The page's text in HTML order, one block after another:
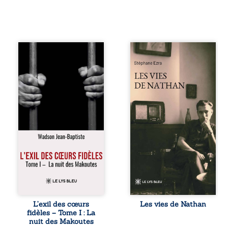
« Une nuit suffit
parfois pour briser
une famille… mais
certaines fidélités
traversent les
années. » Haïti,
sous la dictature
des Duvalier. La
peur s’étend
jusque dans les
villages les plus
reculés. À Bainet,
Jean-Joël Joli
mène une
avec sa famille.
respecté, il refuse
pourtant de
fermer les yeux
sur l’injustice.
L’exil des cœurs
fidèles – Tome I : La
nuit des Makoutes
Les vies de
Nathan est un
né en trois jours,
au printemps
2026. Pour la
première fois,
Stéphane Ezra,
médium, a pu
communiquer
avec son père,
disparu depuis
plus de vingt ans
et qu’il n’a jamais
connu. De ce
dialogue par-delà
la mort naissent
des poèmes qui
retracent une vie
Les vies de Nathan